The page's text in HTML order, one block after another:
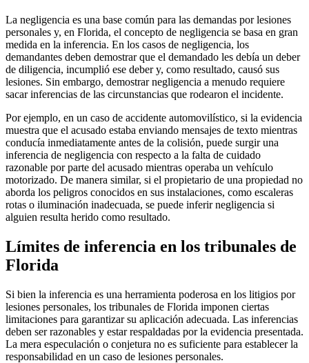
La negligencia es una base común para las demandas por lesiones
personales y, en Florida, el concepto de negligencia se basa en gran
medida en la inferencia. En los casos de negligencia, los
demandantes deben demostrar que el demandado les debía un deber
de diligencia, incumplió ese deber y, como resultado, causó sus
lesiones. Sin embargo, demostrar negligencia a menudo requiere
sacar inferencias de las circunstancias que rodearon el incidente.
Por ejemplo, en un caso de accidente automovilístico, si la evidencia
muestra que el acusado estaba enviando mensajes de texto mientras
conducía inmediatamente antes de la colisión, puede surgir una
inferencia de negligencia con respecto a la falta de cuidado
razonable por parte del acusado mientras operaba un vehículo
motorizado. De manera similar, si el propietario de una propiedad no
aborda los peligros conocidos en sus instalaciones, como escaleras
rotas o iluminación inadecuada, se puede inferir negligencia si
alguien resulta herido como resultado.
Límites de inferencia en los tribunales de
Florida
Si bien la inferencia es una herramienta poderosa en los litigios por
lesiones personales, los tribunales de Florida imponen ciertas
limitaciones para garantizar su aplicación adecuada. Las inferencias
deben ser razonables y estar respaldadas por la evidencia presentada.
La mera especulación o conjetura no es suficiente para establecer la
responsabilidad en un caso de lesiones personales.